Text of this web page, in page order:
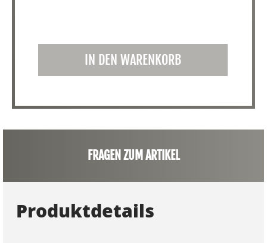
IN DEN WARENKORB
FRAGEN ZUM ARTIKEL
Produktdetails